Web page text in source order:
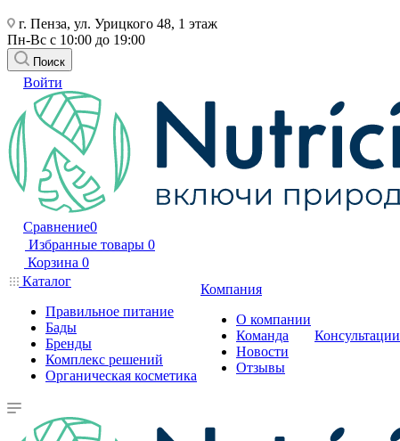
г. Пенза, ул. Урицкого 48, 1 этаж
Пн-Вс с 10:00 до 19:00
Поиск
Войти
Сравнение0
Избранные товары 0
Корзина 0
Каталог
Правильное питание
Бады
Бренды
Комплекс решений
Органическая косметика
Компания
О компании
Команда
Новости
Отзывы
Консультации